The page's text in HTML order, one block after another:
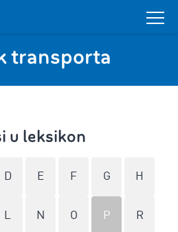
transporta
u leksikon
D E F G H
L N O P R